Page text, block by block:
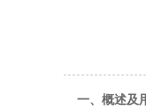
一、概述及